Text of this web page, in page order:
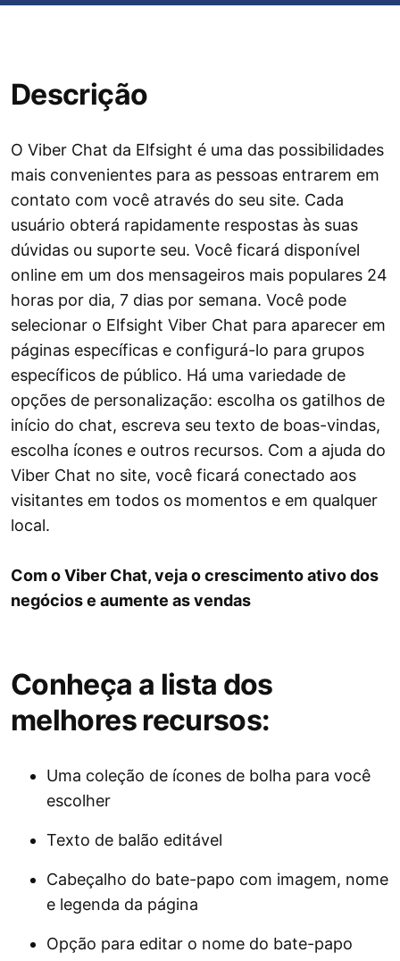
Descrição
O Viber Chat da Elfsight é uma das possibilidades
mais convenientes para as pessoas entrarem em
contato com você através do seu site. Cada
usuário obterá rapidamente respostas às suas
dúvidas ou suporte seu. Você ficará disponível
online em um dos mensageiros mais populares 24
horas por dia, 7 dias por semana. Você pode
selecionar o Elfsight Viber Chat para aparecer em
páginas específicas e configurá-lo para grupos
específicos de público. Há uma variedade de
opções de personalização: escolha os gatilhos de
início do chat, escreva seu texto de boas-vindas,
escolha ícones e outros recursos. Com a ajuda do
Viber Chat no site, você ficará conectado aos
visitantes em todos os momentos e em qualquer
local.
Com o Viber Chat, veja o crescimento ativo dos
negócios e aumente as vendas
Conheça a lista dos
melhores recursos:
Uma coleção de ícones de bolha para você
escolher
Texto de balão editável
Cabeçalho do bate-papo com imagem, nome
e legenda da página
Opção para editar o nome do bate-papo